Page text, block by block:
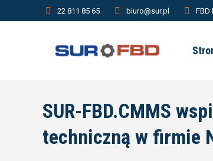
22 811 85 65 biuro@sur.pl FBD
SUR-FBD.CMMS
techniczną w firmie